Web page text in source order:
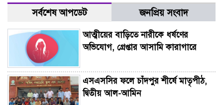
সর্বশেষ আপডেট জনপ্রিয় সংবাদ
আত্মীয়ের বাড়িতে নারীকে ধর্ষণের
অভিযোগ, গ্রেপ্তার আসামি কারাগারে
এসএসসির ফলে চাঁদপুর শীর্ষে মাতৃপীঠ,
দ্বিতীয় আল-আমিন